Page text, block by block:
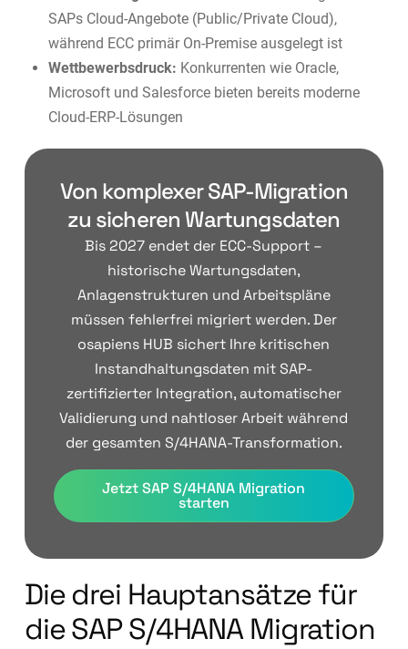
SAPs Cloud-Angebote (Public/Private Cloud),
während ECC primär On-Premise ausgelegt ist
Wettbewerbsdruck: Konkurrenten wie Oracle,
Microsoft und Salesforce bieten bereits moderne
Cloud-ERP-Lösungen
Von komplexer SAP-Migration
zu sicheren Wartungsdaten
Bis 2027 endet der ECC-Support –
historische Wartungsdaten,
Anlagenstrukturen und Arbeitspläne
müssen fehlerfrei migriert werden. Der
osapiens HUB sichert Ihre kritischen
Instandhaltungsdaten mit SAP-
zertifizierter Integration, automatischer
Validierung und nahtloser Arbeit während
der gesamten S/4HANA-Transformation.
Jetzt SAP S/4HANA Migration
starten
Die drei Hauptansätze für
die SAP S/4HANA Migration